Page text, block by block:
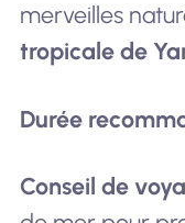
merveilles
tropicale de
Durée
Conseil de